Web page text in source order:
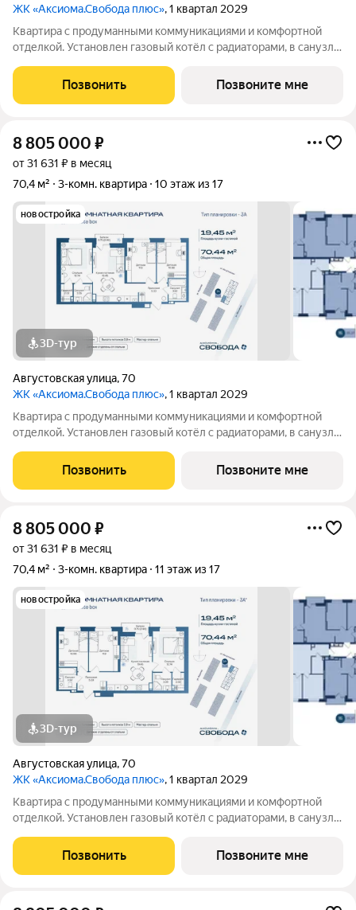
ЖК «Аксиома.Свобода плюс», 1 квартал 2029
Квартира с продуманными коммуникациями и комфортной
отделкой. Установлен газовый котёл с радиаторами, в санузле
электропроводка с розетками и выключателями. Проведены
системы холодного и горячего
Позвонить Позвоните мне
8 805 000 ₽
от 31 631 ₽ в месяц
70,4 м²
3-комн. квартира 10 этаж из 17
новостройка
3D-тур
Августовская улица,70
ЖК «Аксиома.Свобода плюс», 1 квартал 2029
Квартира с продуманными коммуникациями и комфортной
отделкой. Установлен газовый котёл с радиаторами, в санузле
электропроводка с розетками и выключателями. Проведены
системы холодного и горячего
Позвонить Позвоните мне
8 805 000 ₽
от 31 631 ₽ в месяц
70,4 м²
3-комн. квартира 11 этаж из 17
новостройка
3D-тур
Августовская улица,70
ЖК «Аксиома.Свобода плюс», 1 квартал 2029
Квартира с продуманными коммуникациями и комфортной
отделкой. Установлен газовый котёл с радиаторами, в санузле
электропроводка с розетками и выключателями. Проведены
системы холодного и горячего
Позвонить Позвоните мне